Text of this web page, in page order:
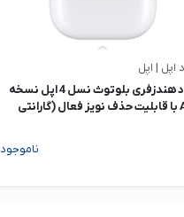
اپل | اپل
ایرپاد هندزفری بلوتوث نسل 4 اپل نسخه
ANC با قابلیت حذف نویز فعال (گارانتی
ناموجود